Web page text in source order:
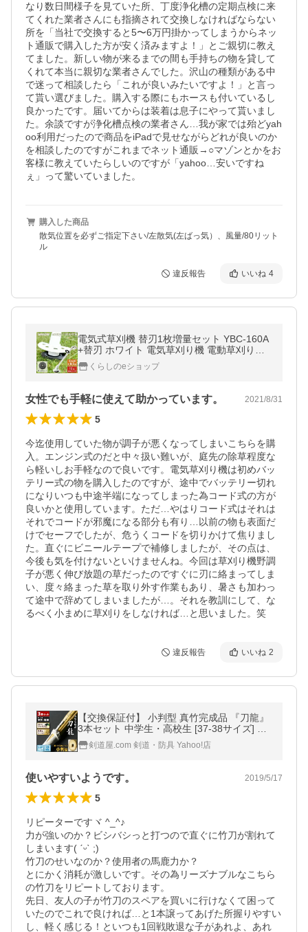
なり数日間様子を見ていた所、丁度浄化槽の定期点検に来
てくれた業者さんにも指摘されて交換しなければならない
所を「当社で交換すると5〜6万円掛かってしまうからネッ
ト通販で購入した方が安く済みますよ！」とご親切に教え
てました。新しい物が来るまでの間も手持ちの物を貸して
くれて本当に親切な業者さんでした。沢山の種類がある中
で迷って相談したら「これが良いみたいですよ！」と言っ
て貰い選びました。購入する際にもホースも付いているし
良かったです。届いてからは装着は息子にやって貰いまし
た。余談ですが浄化槽点検の業者さん…我が家では殆どyah
oo利用だったので商品をiPadで見せながらどれが良いのか
を相談したのですがこれまでネット通販→○マゾンとかをお
客様に教えていたらしいのですが「yahoo…安いですね
ぇ」って驚いていました。
購入した商品
散気位置を必ずご指定下さい/左散気(左ばっ気）、風量/80リット
ル
違反報告 いいね 4
電気式草刈機 替刃1枚増量セット YBC-160A
+替刃 ホワイト 電気草刈り機 電動草刈り機
電動草刈機 電動刈払い機 電動刈払機 チップ
ソー 山善
くらしのeショップ
女性でも手軽に使えて助かっています。 2021/8/31
5
今迄使用していた物が調子が悪くなってしまいこちらを購
入。エンジン式のだと中々扱い難いが、庭先の除草程度な
ら軽いしお手軽なので良いです。電気草刈り機は初めバッ
テリー式の物を購入したのですが、途中でバッテリー切れ
になりいつも中途半端になってしまった為コード式の方が
良いかと使用しています。ただ…やはりコード式はそれは
それでコードが邪魔になる部分も有り…以前の物も表面だ
けでセーフでしたが、危うくコードを切りかけて焦りまし
た。直ぐにビニールテープで補修しましたが、その点は、
今後も気を付けないといけませんね。今回は草刈り機野調
子が悪く伸び放題の草だったのですぐに刃に絡まってしま
い、度々絡まった草を取り外す作業もあり、暑さも加わっ
て途中で辞めてしまいましたが…。それを教訓にして、な
るべく小まめに草刈りをしなければ…と思いました。笑
違反報告 いいね 2
【交換保証付】 小判型 真竹完成品 『刀龍』
3本セット 中学生・高校生 [37-38サイズ] 刃
筋を意識した正しい握り 剣道 竹刀 【SSPシ
ール/名彫シール/WAX付】
剣道屋.com 剣道・防具 Yahoo!店
使いやすいようです。 2019/5/17
5
リピーターですヾ ^_^♪
力が強いのか？ビシバシっと打つので直ぐに竹刀が割れて
しまいます( ˊᵕˋ ;)
竹刀のせいなのか？使用者の馬鹿力か？
とにかく消耗が激しいです。その為リーズナブルなこちら
の竹刀をリピートしております。
先日、友人の子が竹刀のスペアを買いに行けなくて困って
いたのでこれで良ければ…と1本譲ってあげた所握りやすい
し、軽く感じる！といつも1回戦敗退な子があれよ、あれ